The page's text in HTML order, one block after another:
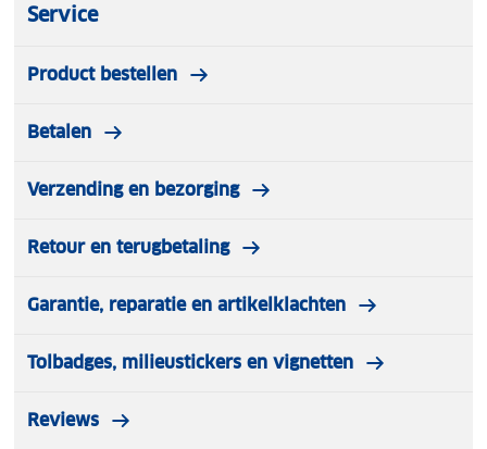
Verstelbare schouderband
Service
Product bestellen
Betalen
Verzending en bezorging
Retour en terugbetaling
Garantie, reparatie en artikelklachten
Tolbadges, milieustickers en vignetten
Reviews